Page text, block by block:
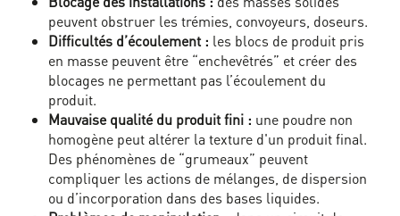
peuvent obstruer les trémies, convoyeurs, doseurs.
Difficultés d’écoulement : les blocs de produit pris
en masse peuvent être “enchevêtrés” et créer des
blocages ne permettant pas l’écoulement du
produit.
Mauvaise qualité du produit fini : une poudre non
homogène peut altérer la texture d'un produit final.
Des phénomènes de “grumeaux” peuvent
compliquer les actions de mélanges, de dispersion
ou d’incorporation dans des bases liquides.